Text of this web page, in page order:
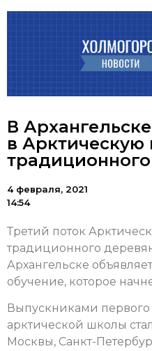
В
в
4 февраля, 2021
14:54
Третий поток
традиционного
Архангельске
обучение, которое
Выпускниками первого
арктической школы
Москвы, Санкт-